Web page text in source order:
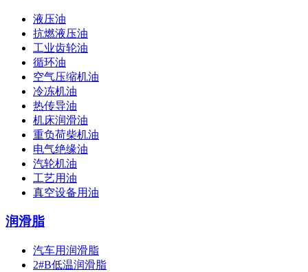
液压油
抗燃液压油
工业齿轮油
循环油
空气压缩机油
冷冻机油
热传导油
机床润滑油
重负荷柴机油
电气绝缘油
汽轮机油
工艺用油
真空设备用油
润滑脂
汽车用润滑脂
2#B低温润滑脂